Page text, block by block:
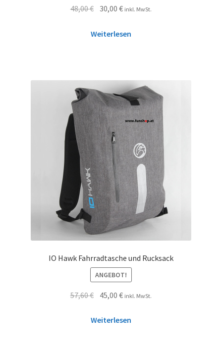
48,00€ 30,00€ inkl. MwSt.
Weiterlesen
IO Hawk Fahrradtasche und Rucksack
ANGEBOT!
57,60€ 45,00€ inkl. MwSt.
Weiterlesen